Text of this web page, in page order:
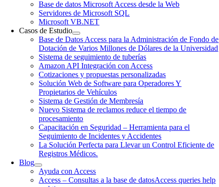
Base de datos Microsoft Access desde la Web
Servidores de Microsoft SQL
Microsoft VB.NET
Casos de Estudio
Base de Datos Access para la Administración de Fondo de
Dotación de Varios Millones de Dólares de la Universidad
Sistema de seguimiento de tuberías
Amazon API Integración con Access
Cotizaciones y propuestas personalizadas
Solución Web de Software para Operadores Y
Propietarios de Vehículos
Sistema de Gestión de Membresía
Nuevo Sistema de reclamos reduce el tiempo de
procesamiento
Capacitación en Seguridad – Herramienta para el
Seguimiento de Incidentes y Accidentes
La Solución Perfecta para Llevar un Control Eficiente de
Registros Médicos.
Blog
Ayuda con Access
Access – Consultas a la base de datosAccess queries help